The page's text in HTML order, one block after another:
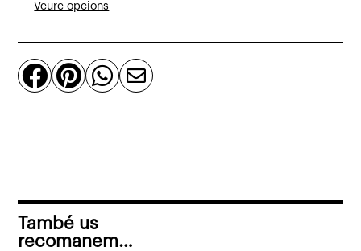
cerámica
esmaltada
Ø
Veure opcions
   
També us
recomanem…